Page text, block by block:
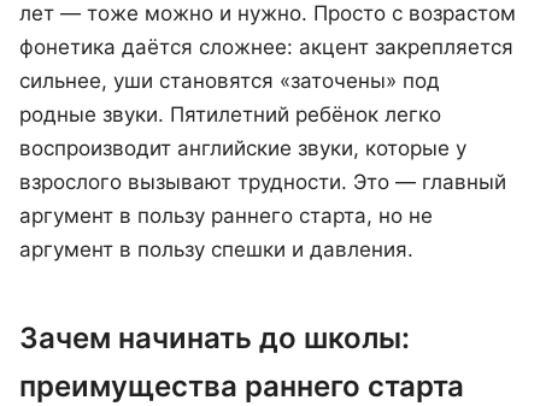
лет — тоже можно и нужно. Просто с возрастом
фонетика даётся сложнее: акцент закрепляется
сильнее, уши становятся «заточены» под
родные звуки. Пятилетний ребёнок легко
воспроизводит английские звуки, которые у
взрослого вызывают трудности. Это — главный
аргумент в пользу раннего старта, но не
аргумент в пользу спешки и давления.
Зачем начинать до школы:
преимущества раннего старта